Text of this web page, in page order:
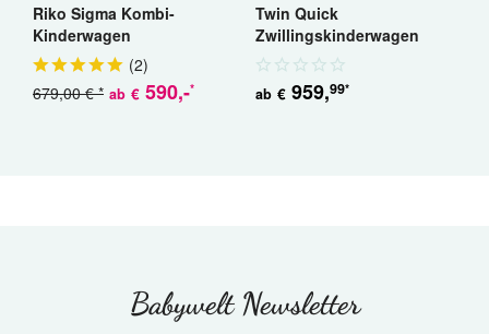
Riko Sigma Kombi-
Kinderwagen
(2)
ab € 590,-*
679,00 € *
Twin Quick
Zwillingskinderwagen
Geschwisterwagen
ab € 959,99*
Babywelt Newsletter